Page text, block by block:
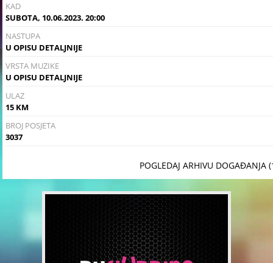
KAD
SUBOTA, 10.06.2023. 20:00
NASTUPA
U OPISU DETALJNIJE
VRSTA MUZIKE
U OPISU DETALJNIJE
ULAZ
15 KM
BROJ POSJETA
3037
POGLEDAJ ARHIVU DOGAĐANJA